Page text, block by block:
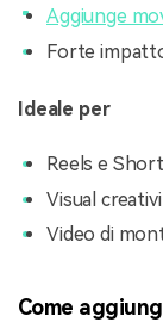
Aggiunge
Forte
Ideale per
Reels e
Visual
Video di
Come